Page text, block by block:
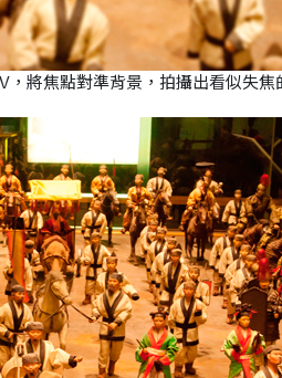
將焦點對準背景，拍攝出看似失焦